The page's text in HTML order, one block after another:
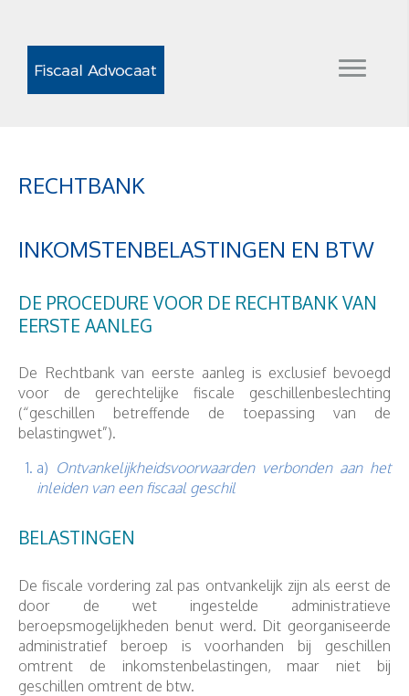
RECHTBANK
INKOMSTENBELASTINGEN EN BTW
DE PROCEDURE VOOR DE RECHTBANK VAN
EERSTE AANLEG
De Rechtbank van eerste aanleg is exclusief bevoegd
voor de gerechtelijke fiscale geschillenbeslechting
(“geschillen betreffende de toepassing van de
belastingwet”).
a) Ontvankelijkheidsvoorwaarden verbonden aan het
inleiden van een fiscaal geschil
BELASTINGEN
De fiscale vordering zal pas ontvankelijk zijn als eerst de
door de wet ingestelde administratieve
beroepsmogelijkheden benut werd. Dit georganiseerde
administratief beroep is voorhanden bij geschillen
omtrent de inkomstenbelastingen, maar niet bij
geschillen omtrent de btw.